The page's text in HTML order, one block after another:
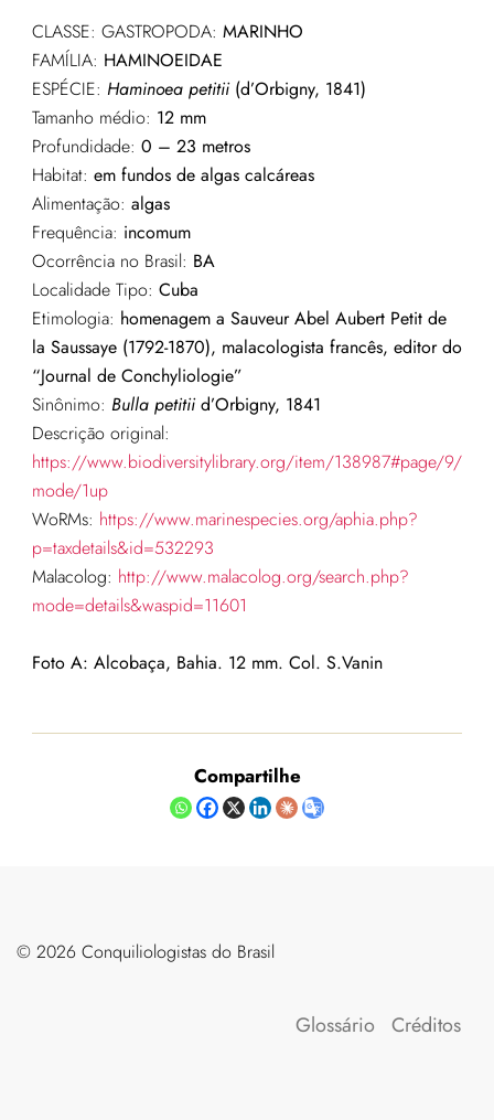
CLASSE: GASTROPODA: MARINHO
FAMÍLIA: HAMINOEIDAE
ESPÉCIE: Haminoea petitii (d’Orbigny, 1841)
Tamanho médio: 12 mm
Profundidade: 0 – 23 metros
Habitat: em fundos de algas calcáreas
Alimentação: algas
Frequência: incomum
Ocorrência no Brasil: BA
Localidade Tipo: Cuba
Etimologia: homenagem a Sauveur Abel Aubert Petit de
la Saussaye (1792-1870), malacologista francês, editor do
“Journal de Conchyliologie”
Sinônimo: Bulla petitiid’Orbigny, 1841
Descrição original:
https://www.biodiversitylibrary.org/item/138987#page/9/
mode/1up
WoRMs: https://www.marinespecies.org/aphia.php?
p=taxdetails&id=532293
Malacolog: http://www.malacolog.org/search.php?
mode=details&waspid=11601
Foto A: Alcobaça, Bahia. 12 mm. Col. S.Vanin
Compartilhe
©️ 2026 Conquiliologistas do Brasil
Glossário Créditos